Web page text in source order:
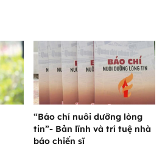
“Báo chí nuôi dưỡng lòng
tin”- Bản lĩnh và trí tuệ nhà
báo chiến sĩ